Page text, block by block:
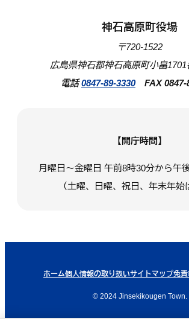
神石高原町役場
〒720-1522
広島県神石郡神石高原町小畠1701
電話0847-89-3330FAX 0847-
【開庁時間】
月曜日～金曜日 午前8時30分から午
（土曜、日曜、祝日、年末年始
ホーム個人情報の取り扱いサイトマップ免
© 2024 Jinsekikougen Town.